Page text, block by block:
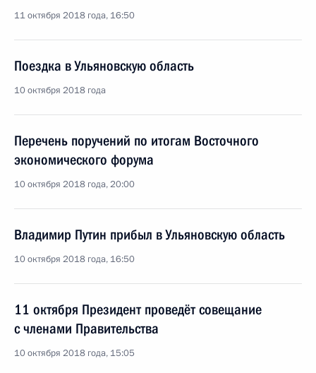
11 октября 2018 года, 16:50
Поездка в Ульяновскую область
10 октября 2018 года
Перечень поручений по итогам Восточного
экономического форума
10 октября 2018 года, 20:00
Владимир Путин прибыл в Ульяновскую область
10 октября 2018 года, 16:50
11 октября Президент проведёт совещание
с членами Правительства
10 октября 2018 года, 15:05